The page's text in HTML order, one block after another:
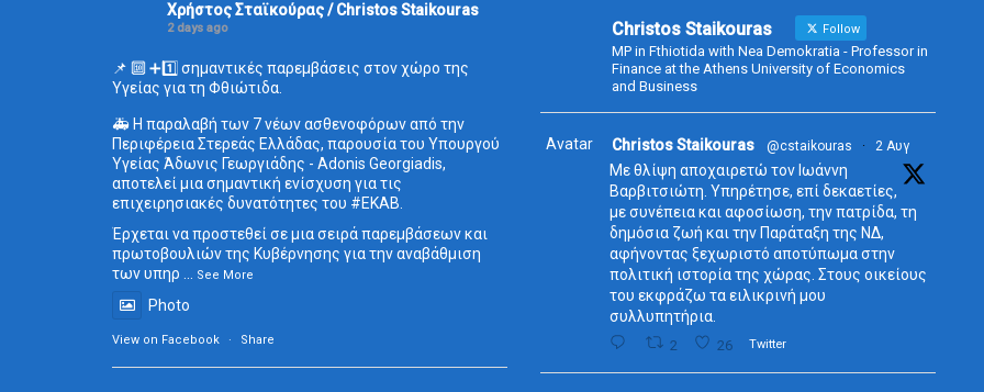
Χρήστος Σταϊκούρας / Christos Staikouras
2 days ago
📌 🔟 ➕1️⃣ σημαντικές παρεμβάσεις στον χώρο της
Υγείας για τη Φθιώτιδα.
🚑 Η παραλαβή των 7 νέων ασθενοφόρων από την
Περιφέρεια Στερεάς Ελλάδας, παρουσία του Υπουργού
Υγείας Άδωνις Γεωργιάδης - Adonis Georgiadis,
αποτελεί μια σημαντική ενίσχυση για τις
επιχειρησιακές δυνατότητες του #ΕΚΑΒ.
Έρχεται να προστεθεί σε μια σειρά παρεμβάσεων και
πρωτοβουλιών της Κυβέρνησης για την αναβάθμιση
των υπηρ ... See More
Photo
View on Facebook · Share
Christos Staikouras Follow
MP in Fthiotida with Nea Demokratia - Professor in
Finance at the Athens University of Economics
and Business
Avatar Christos Staikouras @cstaikouras · 2 Αυγ
Με θλίψη αποχαιρετώ τον Ιωάννη
Βαρβιτσιώτη. Υπηρέτησε, επί δεκαετίες,
με συνέπεια και αφοσίωση, την πατρίδα, τη
δημόσια ζωή και την Παράταξη της ΝΔ,
αφήνοντας ξεχωριστό αποτύπωμα στην
πολιτική ιστορία της χώρας. Στους οικείους
του εκφράζω τα ειλικρινή μου
συλλυπητήρια.
2 26 Twitter